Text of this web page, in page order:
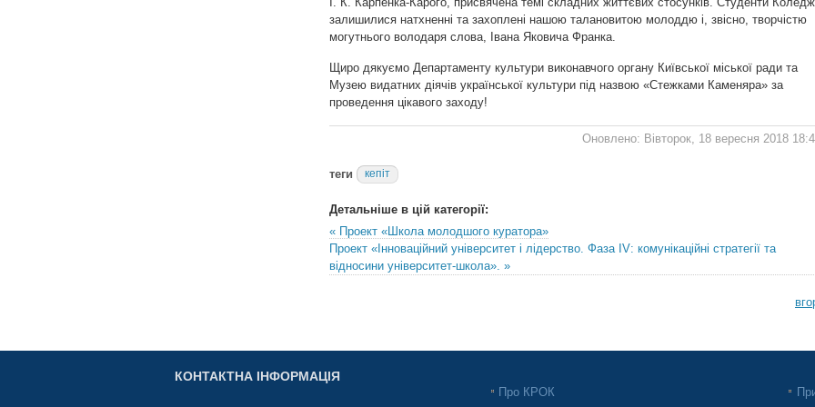
залишилися натхненні та захоплені нашою талановитою молоддю і, звісно, творчістю
могутнього володаря слова, Івана Яковича Франка.
Щиро дякуємо Департаменту культури виконавчого органу Київської міської ради та
Музею видатних діячів української культури під назвою «Стежками Каменяра» за
проведення цікавого заходу!
Оновлено: Вівторок, 18 вересня 2018
теги кепіт
Детальніше в цій категорії:
« Проект «Школа молодшого куратора»
Проект «Інноваційний університет і лідерство. Фаза IV: комунікаційні стратегії та
відносини університет-школа». »
КОНТАКТНА ІНФОРМАЦІЯ
Про КРОК